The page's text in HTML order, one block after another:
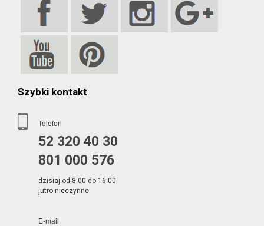
Szybki kontakt
Telefon
52 320 40 30
801 000 576
dzisiaj od 8:00 do 16:00
jutro nieczynne
E-mail